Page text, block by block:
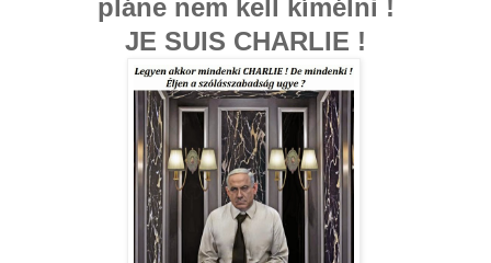
pláne nem kell kímélni !
JE SUIS CHARLIE !